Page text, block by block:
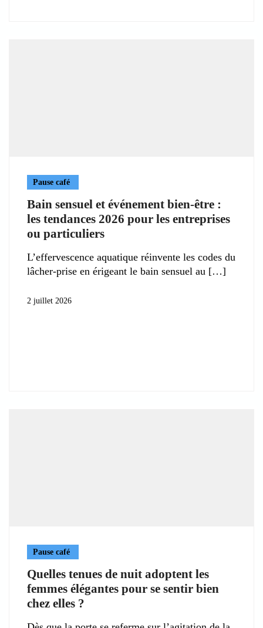
Pause café
Bain sensuel et événement bien-être :
les tendances 2026 pour les entreprises
ou particuliers
L’effervescence aquatique réinvente les codes du
lâcher-prise en érigeant le bain sensuel au
2 juillet 2026
Pause café
Quelles tenues de nuit adoptent les
femmes élégantes pour se sentir bien
chez elles ?